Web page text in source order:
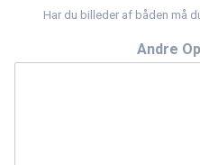
Har du billeder af båden må
Andre